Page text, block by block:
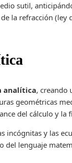
sutil,
la refracción (ley
analítica, creando
geométricas
del cálculo y la
y las
lenguaje